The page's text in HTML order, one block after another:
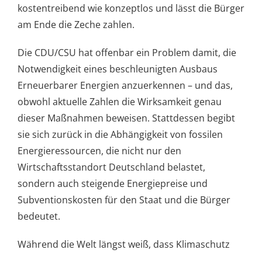
kostentreibend wie konzeptlos und lässt die Bürger
am Ende die Zeche zahlen.
Die CDU/CSU hat offenbar ein Problem damit, die
Notwendigkeit eines beschleunigten Ausbaus
Erneuerbarer Energien anzuerkennen – und das,
obwohl aktuelle Zahlen die Wirksamkeit genau
dieser Maßnahmen beweisen. Stattdessen begibt
sie sich zurück in die Abhängigkeit von fossilen
Energieressourcen, die nicht nur den
Wirtschaftsstandort Deutschland belastet,
sondern auch steigende Energiepreise und
Subventionskosten für den Staat und die Bürger
bedeutet.
Während die Welt längst weiß, dass Klimaschutz